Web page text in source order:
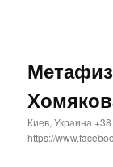
Киев, Украина
https://